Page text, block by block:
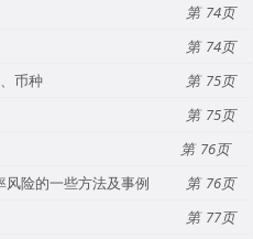
74
74
币种
75
75
76
险的一些方法及事例
76
77